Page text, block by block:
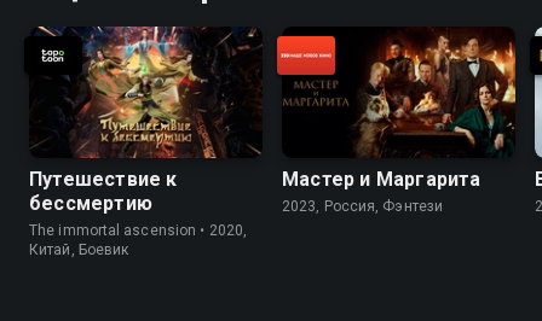
Путешествие к
бессмертию
The immortal ascension • 2020,
Китай, Боевик
Мастер и Маргарита
2023, Россия, Фэнтези